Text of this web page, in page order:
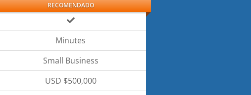
RECOMENDADO
Minutes
Small Business
USD $500,000